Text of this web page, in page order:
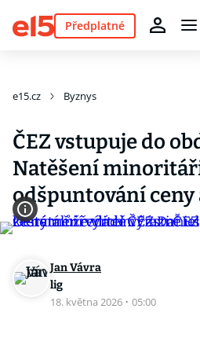
Předplatné
e15.cz Byznys
ČEZ vstupuje do
Natěšení
odšpuntování ceny
Jan Vávra
lig
18. května 2026 · 05:00